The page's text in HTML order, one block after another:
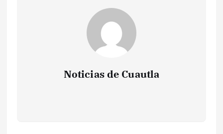
Noticias de Cuautla